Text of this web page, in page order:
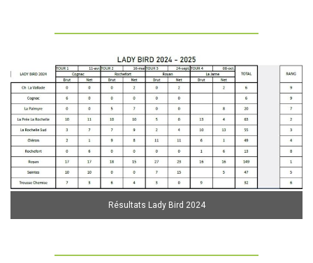
Résultats Lady Bird 2024